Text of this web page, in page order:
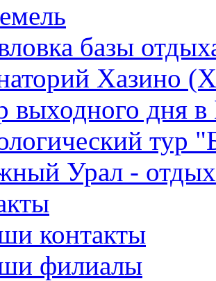
базы
Хазино
выходного дня в
тур
Урал - отдых
контакты
филиалы